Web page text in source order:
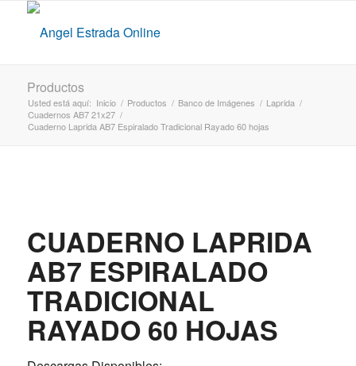
Productos
Usted está aquí: Inicio / Productos / Banco de Imágenes / Laprida /
Cuadernos AB7 21x27 /
Cuaderno Laprida AB7 Espiralado Tradicional Rayado 60 hojas
CUADERNO LAPRIDA
AB7 ESPIRALADO
TRADICIONAL
RAYADO 60 HOJAS